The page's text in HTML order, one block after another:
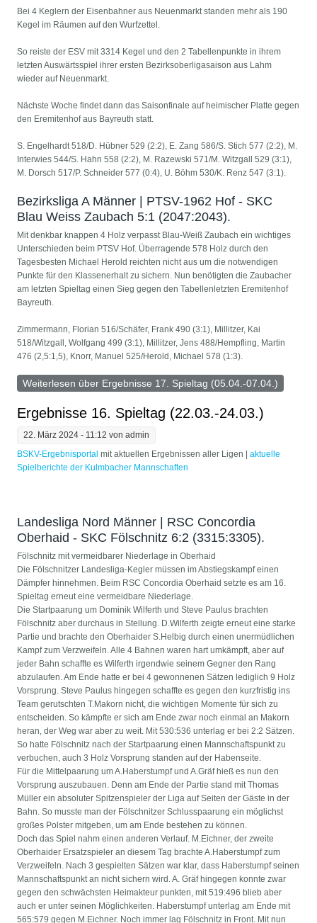
Bei 4 Keglern der Eisenbahner aus Neuenmarkt standen mehr als 190
Kegel im Räumen auf den Wurfzettel.
So reiste der ESV mit 3314 Kegel und den 2 Tabellenpunkte in ihrem
letzten Auswärtsspiel ihrer ersten Bezirksoberligasaison aus Lahm
wieder auf Neuenmarkt.
Nächste Woche findet dann das Saisonfinale auf heimischer Platte gegen
den Eremitenhof aus Bayreuth statt.
S. Engelhardt 518/D. Hübner 529 (2:2), E. Zang 586/S. Stich 577 (2:2), M.
Interwies 544/S. Hahn 558 (2:2), M. Razewski 571/M. Witzgall 529 (3:1),
M. Dorsch 517/P. Schneider 577 (0:4), U. Böhm 530/K. Renz 547 (3:1).
Bezirksliga A Männer | PTSV-1962 Hof - SKC
Blau Weiss Zaubach 5:1 (2047:2043).
Mit denkbar knappen 4 Holz verpasst Blau-Weiß Zaubach ein wichtiges
Unterschieden beim PTSV Hof. Überragende 578 Holz durch den
Tagesbesten Michael Herold reichten nicht aus um die notwendigen
Punkte für den Klassenerhalt zu sichern. Nun benötigten die Zaubacher
am letzten Spieltag einen Sieg gegen den Tabellenletzten Eremitenhof
Bayreuth.
Zimmermann, Florian 516/Schäfer, Frank 490 (3:1), Millitzer, Kai
518/Witzgall, Wolfgang 499 (3:1), Millitzer, Jens 488/Hempfling, Martin
476 (2,5:1,5), Knorr, Manuel 525/Herold, Michael 578 (1:3).
Weiterlesen über Ergebnisse 17. Spieltag (05.04.-07.04.)
Ergebnisse 16. Spieltag (22.03.-24.03.)
22. März 2024 - 11:12 vonadmin
BSKV-Ergebnisportal mit aktuellen Ergebnissen aller Ligen | ​aktuelle
Spielberichte der Kulmbacher Mannschaften
Landesliga Nord Männer | RSC Concordia
Oberhaid - SKC Fölschnitz 6:2 (3315:3305).
Fölschnitz mit vermeidbarer Niederlage in Oberhaid
Die Fölschnitzer Landesliga-Kegler müssen im Abstiegskampf einen
Dämpfer hinnehmen. Beim RSC Concordia Oberhaid setzte es am 16.
Spieltag erneut eine vermeidbare Niederlage.
Die Startpaarung um Dominik Wilferth und Steve Paulus brachten
Fölschnitz aber durchaus in Stellung. D.Wilferth zeigte erneut eine starke
Partie und brachte den Oberhaider S.Helbig durch einen unermüdlichen
Kampf zum Verzweifeln. Alle 4 Bahnen waren hart umkämpft, aber auf
jeder Bahn schaffte es Wilferth irgendwie seinem Gegner den Rang
abzulaufen. Am Ende hatte er bei 4 gewonnenen Sätzen lediglich 9 Holz
Vorsprung. Steve Paulus hingegen schaffte es gegen den kurzfristig ins
Team gerutschten T.Makorn nicht, die wichtigen Momente für sich zu
entscheiden. So kämpfte er sich am Ende zwar noch einmal an Makorn
heran, der Weg war aber zu weit. Mit 530:536 unterlag er bei 2:2 Sätzen.
So hatte Fölschnitz nach der Startpaarung einen Mannschaftspunkt zu
verbuchen, auch 3 Holz Vorsprung standen auf der Habenseite.
Für die Mittelpaarung um A.Haberstumpf und A.Gräf hieß es nun den
Vorsprung auszubauen. Denn am Ende der Partie stand mit Thomas
Müller ein absoluter Spitzenspieler der Liga auf Seiten der Gäste in der
Bahn. So musste man der Fölschnitzer Schlusspaarung ein möglichst
großes Polster mitgeben, um am Ende bestehen zu können.
Doch das Spiel nahm einen anderen Verlauf. M.Eichner, der zweite
Oberhaider Ersatzspieler an diesem Tag brachte A.Haberstumpf zum
Verzweifeln. Nach 3 gespielten Sätzen war klar, dass Haberstumpf seinen
Mannschaftspunkt an nicht sichern wird. A. Gräf hingegen konnte zwar
gegen den schwächsten Heimakteur punkten, mit 519:496 blieb aber
auch er unter seinen Möglichkeiten. Haberstumpf unterlag am Ende mit
565:579 gegen M.Eichner. Noch immer lag Fölschnitz in Front. Mit nun